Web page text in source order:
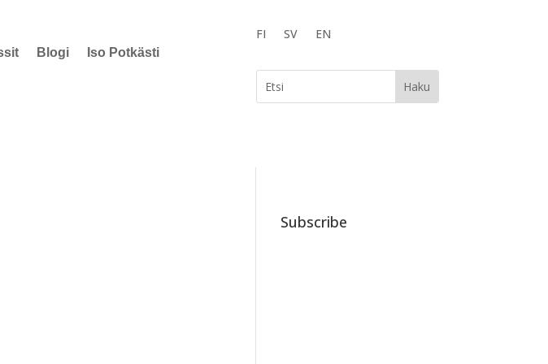
Blogi Iso Potkästi
FI SV EN
Subscribe